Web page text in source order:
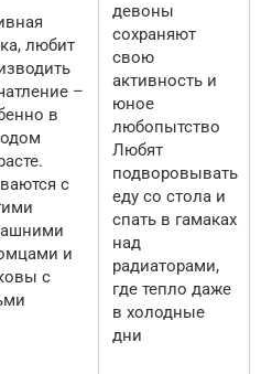
любит
–
в
с
и
с
девоны
сохраняют
свою
активность и
юное
любопытство
Любят
подворовывать
еду со стола и
спать в гамаках
над
радиаторами,
где тепло даже
в холодные
дни